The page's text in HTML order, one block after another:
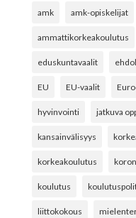
amk amk-opiskelijat
ammattikorkeakoulutus
eduskuntavaalit
EU EU-vaalit
hyvinvointi jatkuva
kansainvälisyys
korkeakoulutus
koulutus
liittokokous